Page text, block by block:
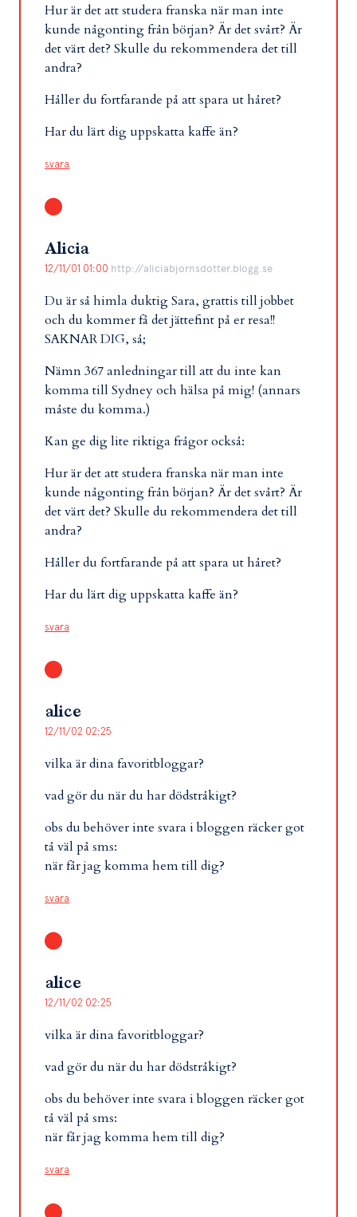
Hur är det att studera franska när man inte
kunde någonting från början? Är det svårt? Är
det värt det? Skulle du rekommendera det till
andra?
Håller du fortfarande på att spara ut håret?
Har du lärt dig uppskatta kaffe än?
svara
Alicia
12/11/01 01:00 http://aliciabjornsdotter.blogg.se
Du är så himla duktig Sara, grattis till jobbet
och du kommer få det jättefint på er resa!!
SAKNAR DIG, så;
Nämn 367 anledningar till att du inte kan
komma till Sydney och hälsa på mig! (annars
måste du komma.)
Kan ge dig lite riktiga frågor också:
Hur är det att studera franska när man inte
kunde någonting från början? Är det svårt? Är
det värt det? Skulle du rekommendera det till
andra?
Håller du fortfarande på att spara ut håret?
Har du lärt dig uppskatta kaffe än?
svara
alice
12/11/02 02:25
vilka är dina favoritbloggar?
vad gör du när du har dödstråkigt?
obs du behöver inte svara i bloggen räcker got
tå väl på sms:
när får jag komma hem till dig?
svara
alice
12/11/02 02:25
vilka är dina favoritbloggar?
vad gör du när du har dödstråkigt?
obs du behöver inte svara i bloggen räcker got
tå väl på sms:
när får jag komma hem till dig?
svara